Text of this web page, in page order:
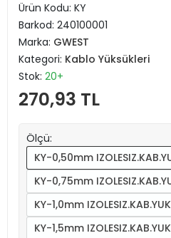
Ürün Kodu: KY
Barkod: 240100001
Marka: GWEST
Kategori: Kablo Yüksükleri
Stok: 20+
270,93 TL
Ölçü:
KY-0,50mm
KY-0,75mm
KY-1,0mm
KY-1,5mm